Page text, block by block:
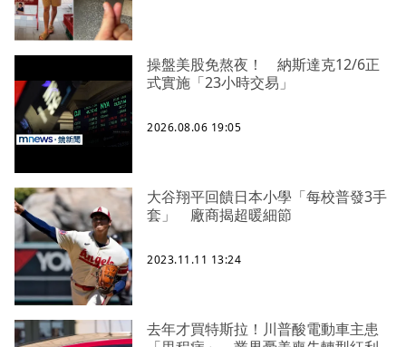
操盤美股免熬夜！ 納斯達克12/6正
式實施「23小時交易」
2026.08.06 19:05
大谷翔平回饋日本小學「每校普發3手
套」 廠商揭超暖細節
2023.11.11 13:24
去年才買特斯拉！川普酸電動車主患